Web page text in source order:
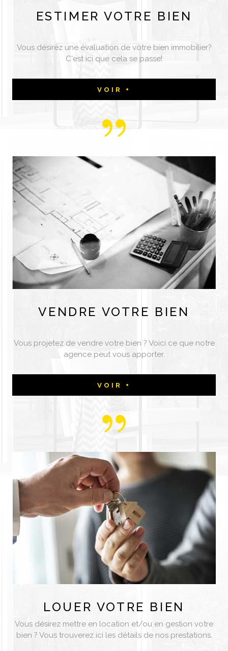
ESTIMERVOTRE BIEN
Vous désirez une évaluation de votre bien immobilier?
C'est ici que cela se passe!
VOIR +
VENDRE VOTRE BIEN
Vous projetez de vendre votre bien ? Voici ce que notre
agence peut vous apporter.
VOIR +
LOUER VOTRE BIEN
Vous désirez mettre en location et/ou en gestion votre
bien ? Vous trouverez ici les détails de nos prestations.